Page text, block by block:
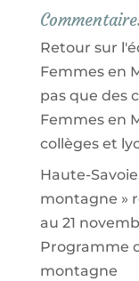
Retour sur
Femmes en
pas que des
Femmes en
collèges et
Haute-
montagne »
au 21
Programme
montagne